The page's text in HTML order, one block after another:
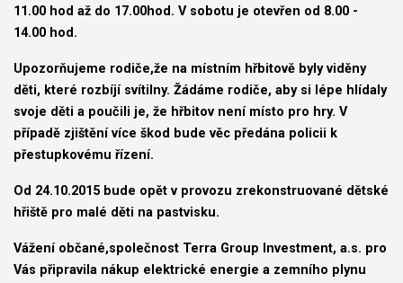
11.00 hod až do 17.00hod. V sobotu je otevřen od 8.00 -
14.00 hod.
Upozorňujeme rodiče,že na místním hřbitově byly viděny
děti, které rozbíjí svítilny. Žádáme rodiče, aby si lépe hlídaly
svoje děti a poučili je, že hřbitov není místo pro hry. V
případě zjištění více škod bude věc předána policii k
přestupkovému řízení.
Od 24.10.2015 bude opět v provozu zrekonstruované dětské
hřiště pro malé děti na pastvisku.
Vážení občané,společnost Terra Group Investment, a.s. pro
Vás připravila nákup elektrické energie a zemního plynu